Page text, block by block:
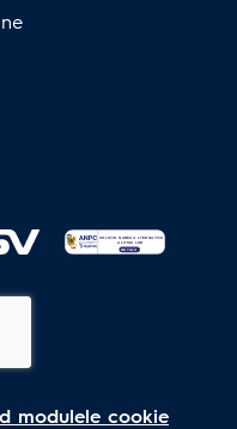
modulele cookie